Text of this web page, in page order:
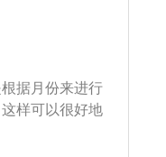
日期。其中注
修复，逾期仍
年检或年检不
用超过规定年
据月份来进行
样可以很好地
理年检业务。